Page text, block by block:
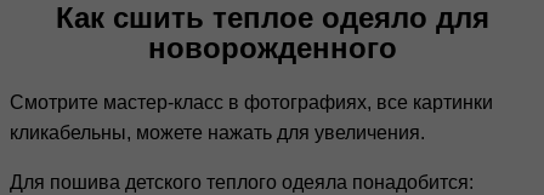
Как сшить теплое одеяло для
новорожденного
Смотрите мастер-класс в фотографиях, все картинки
кликабельны, можете нажать для увеличения.
Для пошива детского теплого одеяла понадобится: